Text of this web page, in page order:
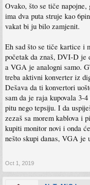
Ovako, što se tiče
ima dva puta struje kao
vakat bi ju bilo zamjenit.
Eh sad što se tiče kartice i
početak da znaš, DVI-D
a VGA je analogni samo.
treba aktivni konverter iz
Dešava da ti konvertori
sam da je raja kupovala 3-
pitu nego tepsiju. I da
zezaš sa morem kablova i
kupiti monitor novi i onda
nešto skupi danas, VGA je
Oct 1, 2019